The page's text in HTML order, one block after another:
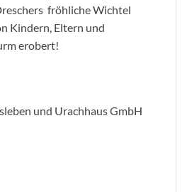
fröhliche Wichtel
Kindern, Eltern und
erobert!
und Urachhaus GmbH